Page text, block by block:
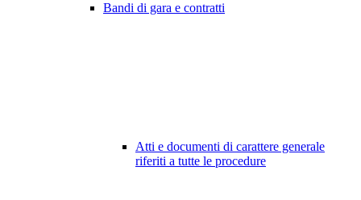
Bandi di gara e contratti
Atti e documenti di carattere generale
riferiti a tutte le procedure